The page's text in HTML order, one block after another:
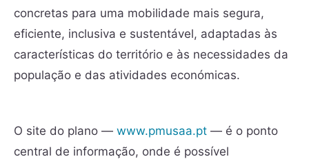
concretas para uma mobilidade mais segura,
eficiente, inclusiva e sustentável, adaptadas às
características do território e às necessidades da
população e das atividades económicas.
O site do plano — www.pmusaa.pt — é o ponto
central de informação, onde é possível